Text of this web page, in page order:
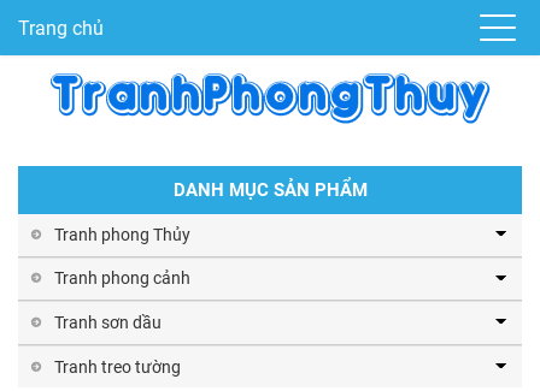
Trang chủ
DANH MỤC SẢN PHẨM
Tranh phong Thủy
Tranh phong cảnh
Tranh sơn dầu
Tranh treo tường